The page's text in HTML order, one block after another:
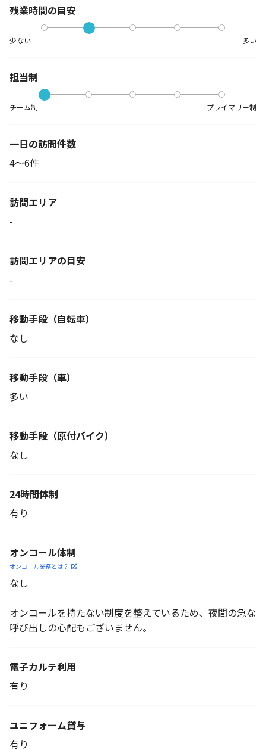
残業時間の目安
少ない 多い
担当制
チーム制 プライマリー制
一日の訪問件数
4～6件
訪問エリア
-
訪問エリアの目安
-
移動手段 （自転車）
なし
移動手段（車）
多い
移動手段 （原付バイク）
なし
24時間体制
有り
オンコール体制
オンコール業務とは？
なし
オンコールを持たない制度を整えているため、夜間の急な
呼び出しの心配もございません。
電子カルテ利用
有り
ユニフォーム貸与
有り